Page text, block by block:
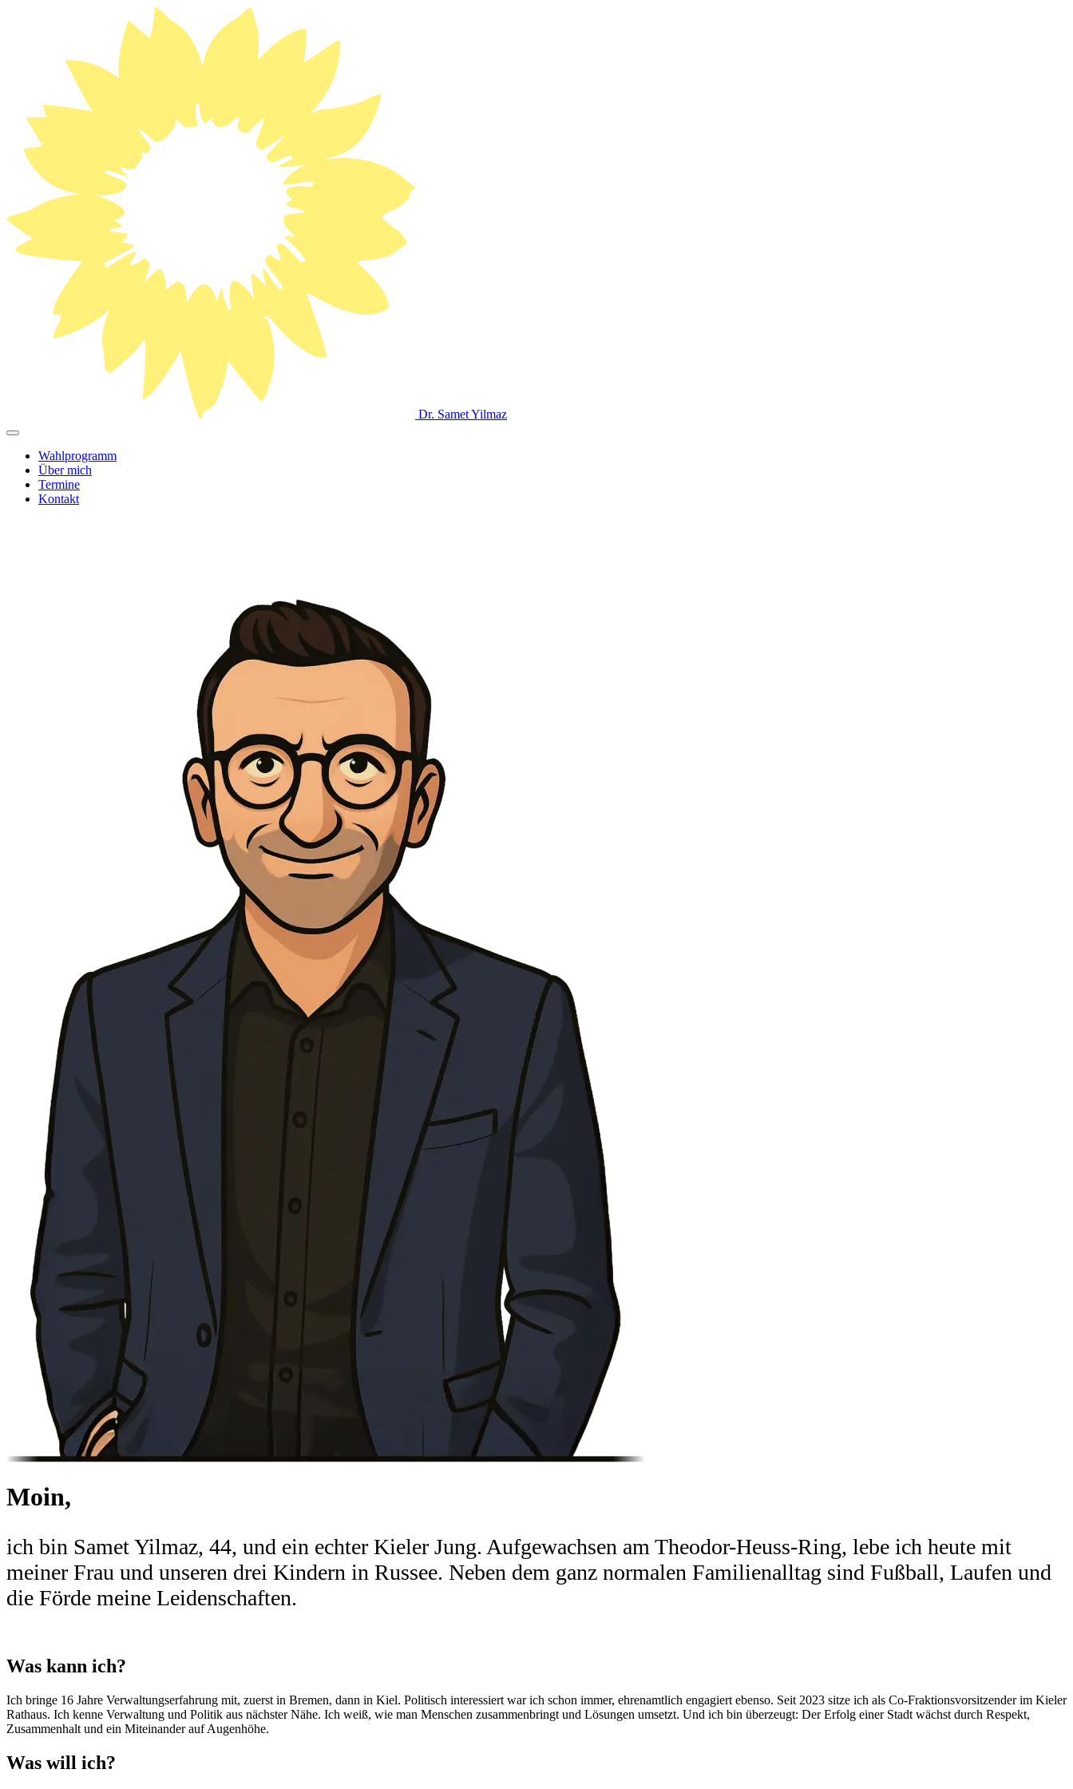
Dr. Samet Yilmaz
Wahlprogramm
Über mich
Termine
Kontakt
Moin,
ich bin Samet Yilmaz, 44, und ein echter Kieler Jung. Aufgewachsen am Theodor-Heuss-Ring, lebe ich heute mit
meiner Frau und unseren drei Kindern in Russee. Neben dem ganz normalen Familienalltag sind Fußball, Laufen und
die Förde meine Leidenschaften.
Was kann ich?
Ich bringe 16 Jahre Verwaltungserfahrung mit, zuerst in Bremen, dann in Kiel. Politisch interessiert war ich schon immer, ehrenamtlich engagiert ebenso. Seit 2023 sitze ich als Co-Fraktionsvorsitzender im Kieler
Rathaus. Ich kenne Verwaltung und Politik aus nächster Nähe. Ich weiß, wie man Menschen zusammenbringt und Lösungen umsetzt. Und ich bin überzeugt: Der Erfolg einer Stadt wächst durch Respekt,
Zusammenhalt und ein Miteinander auf Augenhöhe.
Was will ich?